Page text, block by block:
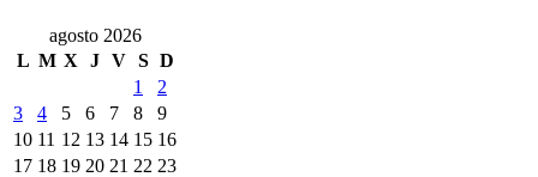
agosto 2026
L M X J V S D
1
2
3
4 5 6 7 8
9
10 11 12 13 14 15 16
17 18 19 20 21 22 23